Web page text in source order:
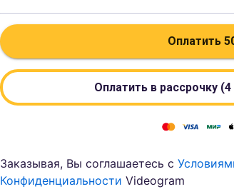
Оплатить
Оплатить в рассрочку
Заказывая, Вы соглашаетесь с
Конфиденциальности Videogram